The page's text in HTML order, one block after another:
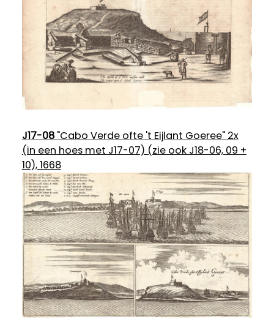
J17-08"Cabo Verde ofte 't Eijlant Goeree" 2x
(in een hoes met J17-07) (zie ook J18-06, 09 +
10), 1668